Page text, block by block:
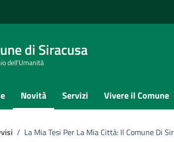
di Siracusa
dell'Umanità
Novità Servizi Vivere il Comune
/ La Mia Tesi Per La Mia Città: Il Comune Di